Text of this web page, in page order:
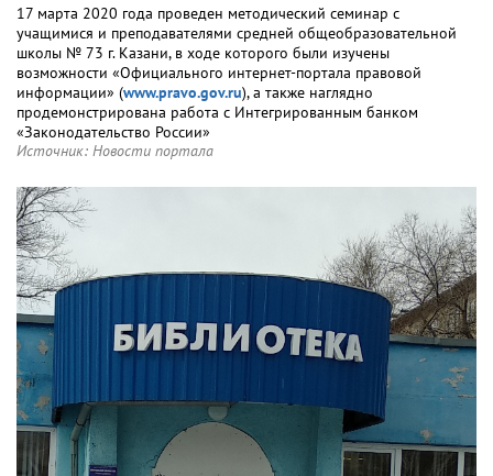
17 марта 2020 года проведен методический семинар с
учащимися и преподавателями средней общеобразовательной
школы № 73 г. Казани, в ходе которого были изучены
возможности «Официального интернет-портала правовой
информации» (www.pravo.gov.ru), а также наглядно
продемонстрирована работа с Интегрированным банком
«Законодательство России»
Источник: Новости портала